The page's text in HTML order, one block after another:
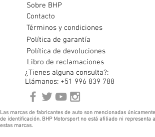
Sobre BHP
Contacto
Términos y condiciones
Política de garantía
Política de devoluciones
Libro de reclamaciones
¿Tienes alguna consulta?:
Llámanos: +51 996 839 788
Las marcas de fabricantes de auto son mencionadas
de identificación. BHP Motorsport no está afiliado ni representa
estas marcas.